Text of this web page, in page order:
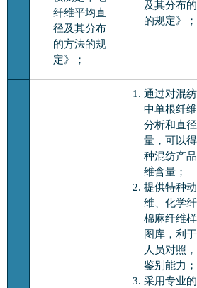
纤维平均直
径及其分布
的方法的规
定》；
及其分布
的规定》；
通过对混
中单根纤
分析和直
量，可以
种混纺产
维含量；
提供特种
维、化学
棉麻纤维
图库，利
人员对照
鉴别能力；
采用专业